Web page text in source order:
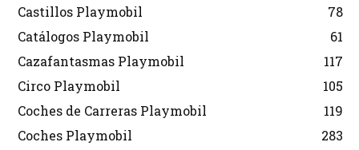
Castillos Playmobil
78
Catálogos Playmobil
61
Cazafantasmas Playmobil
117
Circo Playmobil
105
Coches de Carreras Playmobil
119
Coches Playmobil
283